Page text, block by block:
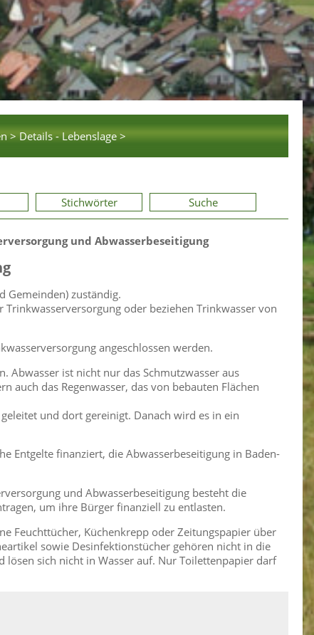
> Details - Lebenslage >
Stichwörter Suche
und Abwasserbeseitigung
Gemeinden) zuständig.
oder beziehen Trinkwasser von
angeschlossen werden.
Abwasser ist nicht nur das Schmutzwasser aus
auch das Regenwasser, das von bebauten Flächen
und dort gereinigt. Danach wird es in ein
Entgelte finanziert, die Abwasserbeseitigung in Baden-
und Abwasserbeseitigung besteht die
um ihre Bürger finanziell zu entlasten.
Feuchttücher, Küchenkrepp oder Zeitungspapier über
sowie Desinfektionstücher gehören nicht in die
sich nicht in Wasser auf. Nur Toilettenpapier darf